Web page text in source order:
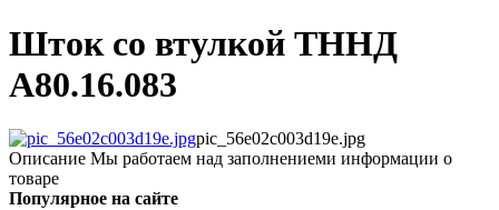
Шток со втулкой ТННД
А80.16.083
pic_56e02c003d19e.jpg
Описание Мы работаем над заполнениеми информации о
товаре
Популярное на сайте